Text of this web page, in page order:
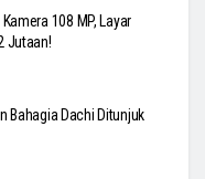
108 MP, Layar
Jutaan!
Bahagia Dachi Ditunjuk